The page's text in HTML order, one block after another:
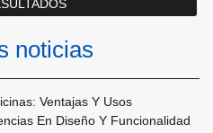
noticias
Ventajas Y Usos
En Diseño Y Funcionalidad